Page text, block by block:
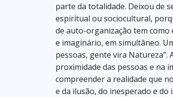
parte da totalidade. Deixou de
espiritual ou sociocultural,
de auto-organização tem
e imaginário, em simultâneo.
pessoas, gente vira Natureza”.
proximidade das pessoas e na
compreender a realidade que
e da ilusão, do inesperado e do